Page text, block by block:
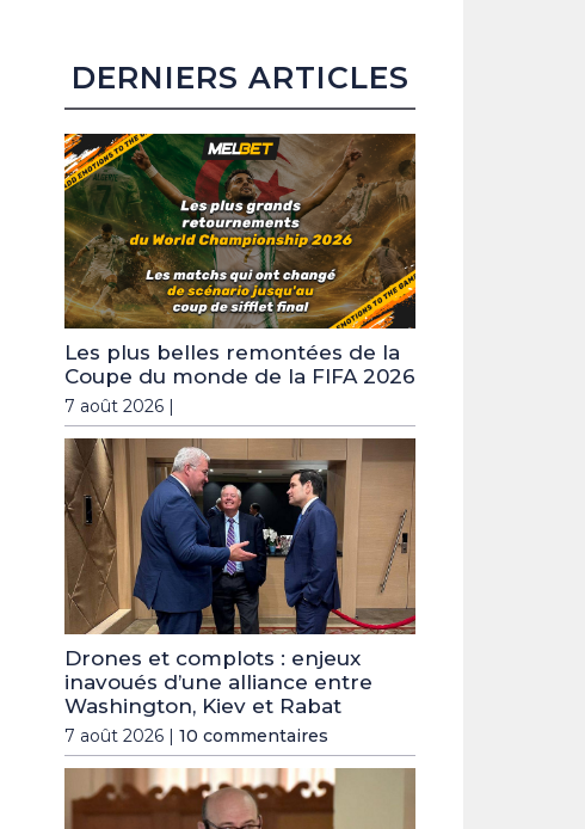
DERNIERS ARTICLES
Les plus belles remontées de la
Coupe du monde de la FIFA 2026
7 août 2026 |
Drones et complots : enjeux
inavoués d’une alliance entre
Washington, Kiev et Rabat
7 août 2026 | 10 commentaires